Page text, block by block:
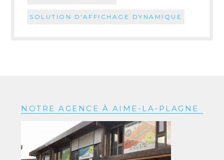
SOLUTION D'AFFICHAGE DYNAMIQUE
NOTRE AGENCE À AIME-LA-PLAGNE